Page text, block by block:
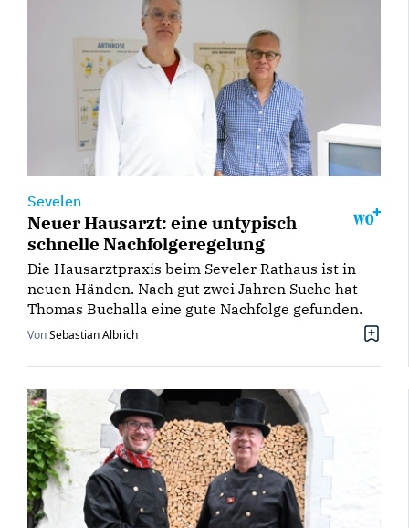
Sevelen
Neuer Hausarzt: eine untypisch
schnelle Nachfolgeregelung
Die Hausarztpraxis beim Seveler Rathaus ist in
neuen Händen. Nach gut zwei Jahren Suche hat
Thomas Buchalla eine gute Nachfolge gefunden.
VonSebastian Albrich